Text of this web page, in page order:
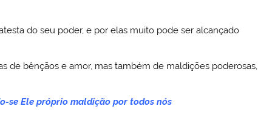
do seu poder, e por elas muito pode ser alcançado
de bênçãos e amor, mas também de maldições poderosas,
se Ele próprio maldição por todos nós